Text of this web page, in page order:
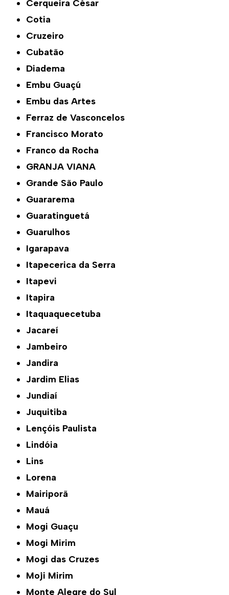
Cerqueira César
Cotia
Cruzeiro
Cubatão
Diadema
Embu Guaçú
Embu das Artes
Ferraz de Vasconcelos
Francisco Morato
Franco da Rocha
GRANJA VIANA
Grande São Paulo
Guararema
Guaratinguetá
Guarulhos
Igarapava
Itapecerica da Serra
Itapevi
Itapira
Itaquaquecetuba
Jacareí
Jambeiro
Jandira
Jardim Elias
Jundiaí
Juquitiba
Lençóis Paulista
Lindóia
Lins
Lorena
Mairiporã
Mauá
Mogi Guaçu
Mogi Mirim
Mogi das Cruzes
Moji Mirim
Monte Alegre do Sul